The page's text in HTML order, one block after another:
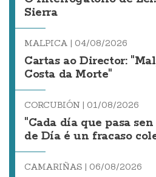
Sierra
MALPICA | 04/08/2026
Cartas ao Director:
Costa da Morte"
CORCUBIÓN | 01/08/2026
"Cada día que pasa
de Día é un fracaso
CAMARIÑAS | 06/08/2026